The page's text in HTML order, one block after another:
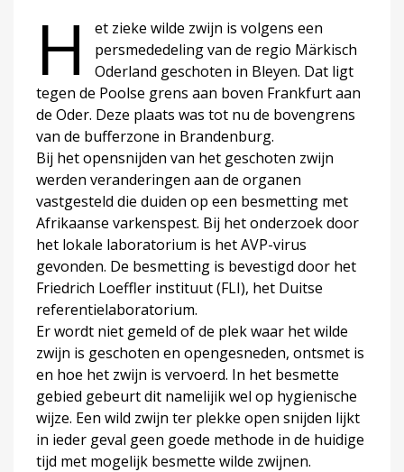
H
et zieke wilde zwijn is volgens een
persmededeling van de regio Märkisch
Oderland geschoten in Bleyen. Dat ligt
tegen de Poolse grens aan boven Frankfurt aan
de Oder. Deze plaats was tot nu de bovengrens
van de bufferzone in Brandenburg.
Bij het opensnijden van het geschoten zwijn
werden veranderingen aan de organen
vastgesteld die duiden op een besmetting met
Afrikaanse varkenspest. Bij het onderzoek door
het lokale laboratorium is het AVP-virus
gevonden. De besmetting is bevestigd door het
Friedrich Loeffler instituut (FLI), het Duitse
referentielaboratorium.
Er wordt niet gemeld of de plek waar het wilde
zwijn is geschoten en opengesneden, ontsmet is
en hoe het zwijn is vervoerd. In het besmette
gebied gebeurt dit namelijik wel op hygienische
wijze. Een wild zwijn ter plekke open snijden lijkt
in ieder geval geen goede methode in de huidige
tijd met mogelijk besmette wilde zwijnen.